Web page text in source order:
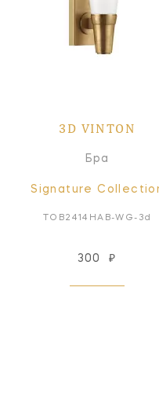
3D VINTON
Бра
Signature
TOB2414HAB-WG-3d
300 ₽